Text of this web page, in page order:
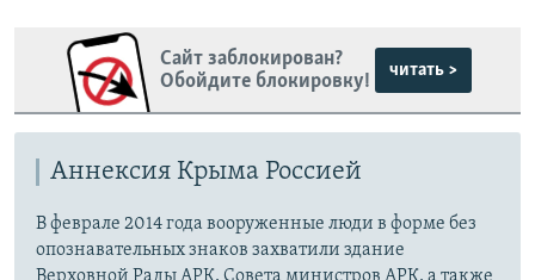
Сайт заблокирован?
Обойдите блокировку!
читать >
Аннексия Крыма Россией
В феврале 2014 года вооруженные люди в форме без
опознавательных знаков захватили здание